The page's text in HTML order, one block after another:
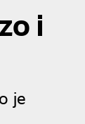
i
je